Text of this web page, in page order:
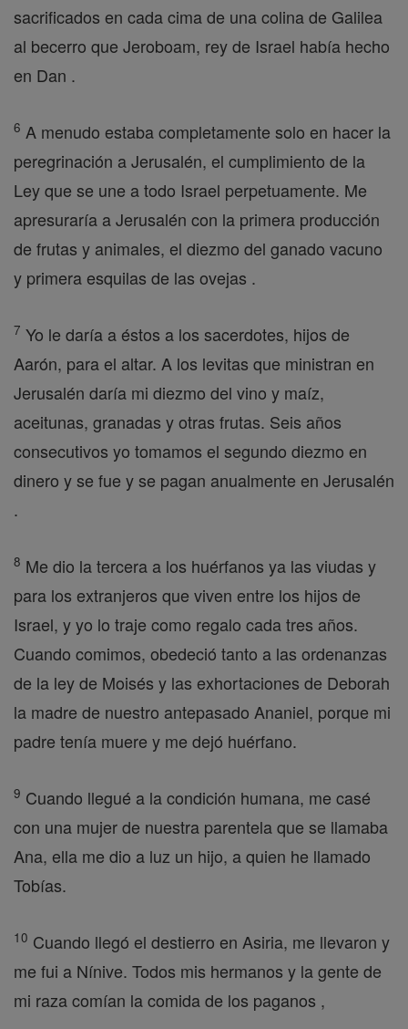
sacrificados en cada cima de una colina de Galilea
al becerro que Jeroboam, rey de Israel había hecho
en Dan .
6 A menudo estaba completamente solo en hacer la
peregrinación a Jerusalén, el cumplimiento de la
Ley que se une a todo Israel perpetuamente. Me
apresuraría a Jerusalén con la primera producción
de frutas y animales, el diezmo del ganado vacuno
y primera esquilas de las ovejas .
7 Yo le daría a éstos a los sacerdotes, hijos de
Aarón, para el altar. A los levitas que ministran en
Jerusalén daría mi diezmo del vino y maíz,
aceitunas, granadas y otras frutas. Seis años
consecutivos yo tomamos el segundo diezmo en
dinero y se fue y se pagan anualmente en Jerusalén
.
8 Me dio la tercera a los huérfanos ya las viudas y
para los extranjeros que viven entre los hijos de
Israel, y yo lo traje como regalo cada tres años.
Cuando comimos, obedeció tanto a las ordenanzas
de la ley de Moisés y las exhortaciones de Deborah
la madre de nuestro antepasado Ananiel, porque mi
padre tenía muere y me dejó huérfano.
9 Cuando llegué a la condición humana, me casé
con una mujer de nuestra parentela que se llamaba
Ana, ella me dio a luz un hijo, a quien he llamado
Tobías.
10 Cuando llegó el destierro en Asiria, me llevaron y
me fui a Nínive. Todos mis hermanos y la gente de
mi raza comían la comida de los paganos ,